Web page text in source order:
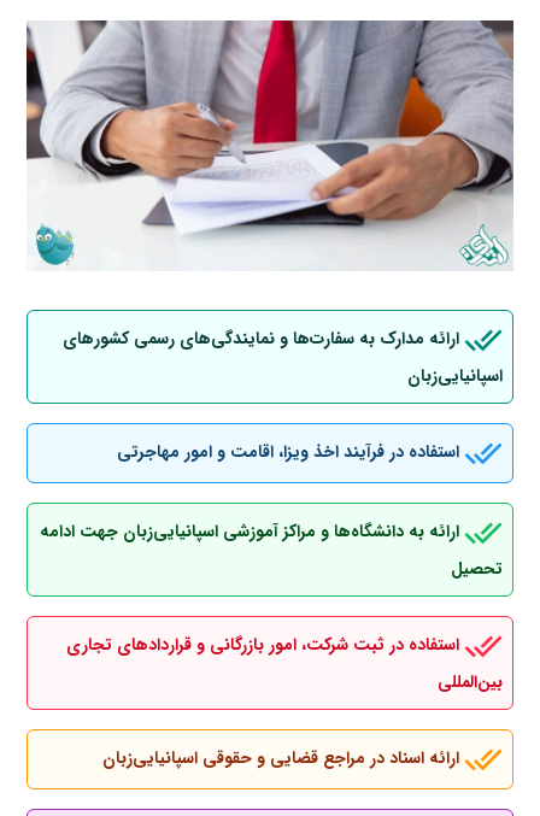
ارائه مدارک به سفارت‌ها و نمایندگی‌های رسمی کشورهای
اسپانیایی‌زبان
استفاده در فرآیند اخذ ویزا، اقامت و امور مهاجرتی
ارائه به دانشگاه‌ها و مراکز آموزشی اسپانیایی‌زبان جهت ادامه
تحصیل
استفاده در ثبت شرکت، امور بازرگانی و قراردادهای تجاری
بین‌المللی
ارائه اسناد در مراجع قضایی و حقوقی اسپانیایی‌زبان